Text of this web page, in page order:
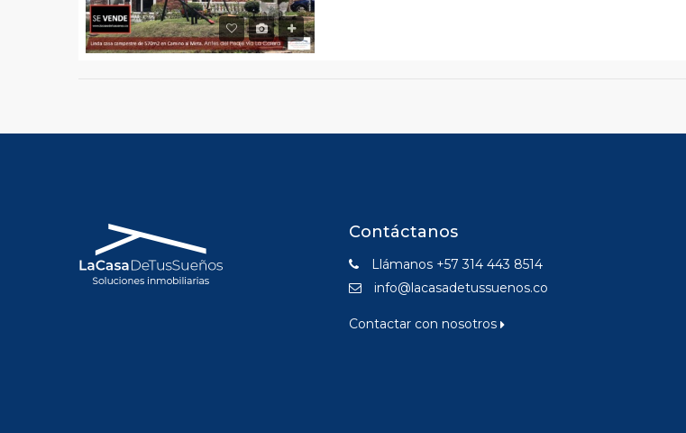
Contáctanos
Llámanos +57 314 443 8514
info@lacasadetussuenos.co
Contactar con nosotros